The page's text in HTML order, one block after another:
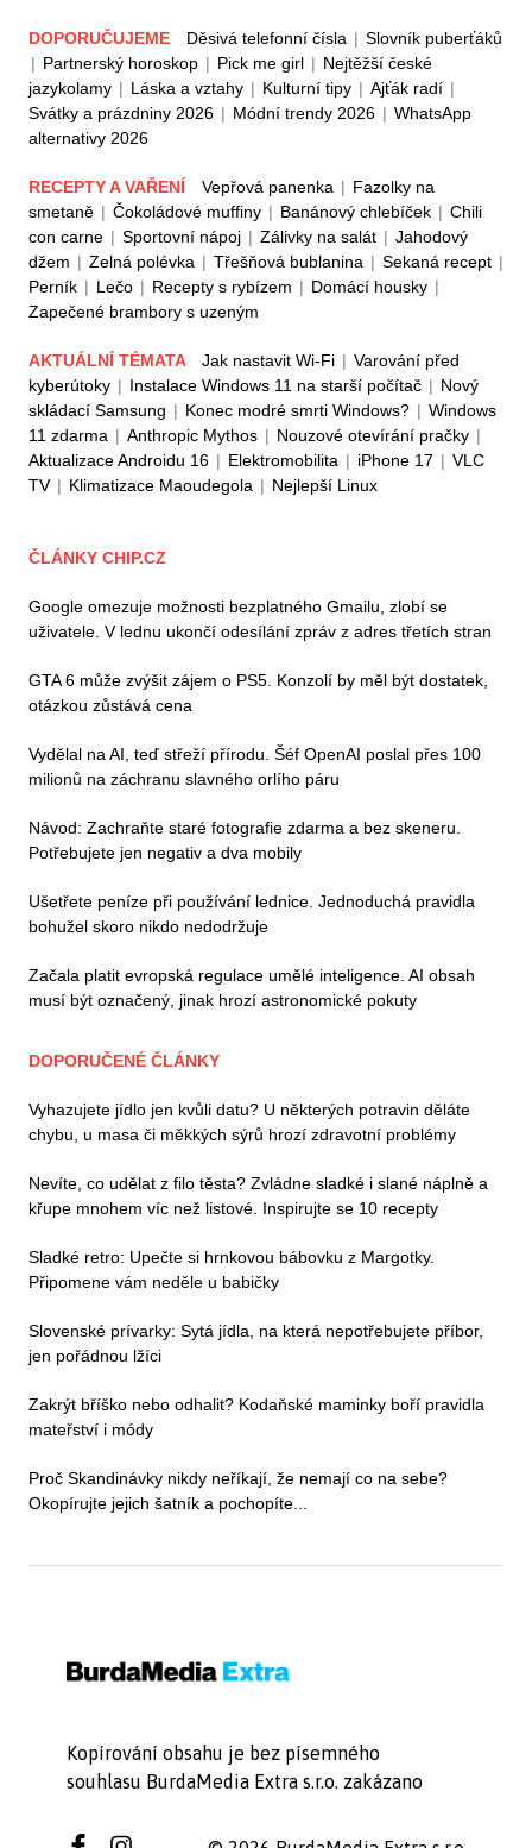
DOPORUČUJEME Děsivá telefonní čísla | Slovník puberťáků
| Partnerský horoskop | Pick me girl | Nejtěžší české
jazykolamy | Láska a vztahy | Kulturní tipy | Ajťák radí |
Svátky a prázdniny 2026 | Módní trendy 2026 | WhatsApp
alternativy 2026
RECEPTY A VAŘENÍ Vepřová panenka | Fazolky na
smetaně | Čokoládové muffiny | Banánový chlebíček | Chili
con carne | Sportovní nápoj | Zálivky na salát | Jahodový
džem | Zelná polévka | Třešňová bublanina | Sekaná recept |
Perník | Lečo | Recepty s rybízem | Domácí housky |
Zapečené brambory s uzeným
AKTUÁLNÍ TÉMATA Jak nastavit Wi-Fi | Varování před
kyberútoky | Instalace Windows 11 na starší počítač | Nový
skládací Samsung | Konec modré smrti Windows? | Windows
11 zdarma | Anthropic Mythos | Nouzové otevírání pračky |
Aktualizace Androidu 16 | Elektromobilita | iPhone 17 | VLC
TV | Klimatizace Maoudegola | Nejlepší Linux
ČLÁNKY CHIP.CZ
Google omezuje možnosti bezplatného Gmailu, zlobí se
uživatele. V lednu ukončí odesílání zpráv z adres třetích stran
GTA 6 může zvýšit zájem o PS5. Konzolí by měl být dostatek,
otázkou zůstává cena
Vydělal na AI, teď střeží přírodu. Šéf OpenAI poslal přes 100
milionů na záchranu slavného orlího páru
Návod: Zachraňte staré fotografie zdarma a bez skeneru.
Potřebujete jen negativ a dva mobily
Ušetřete peníze při používání lednice. Jednoduchá pravidla
bohužel skoro nikdo nedodržuje
Začala platit evropská regulace umělé inteligence. AI obsah
musí být označený, jinak hrozí astronomické pokuty
DOPORUČENÉ ČLÁNKY
Vyhazujete jídlo jen kvůli datu? U některých potravin děláte
chybu, u masa či měkkých sýrů hrozí zdravotní problémy
Nevíte, co udělat z filo těsta? Zvládne sladké i slané náplně a
křupe mnohem víc než listové. Inspirujte se 10 recepty
Sladké retro: Upečte si hrnkovou bábovku z Margotky.
Připomene vám neděle u babičky
Slovenské prívarky: Sytá jídla, na která nepotřebujete příbor,
jen pořádnou lžíci
Zakrýt bříško nebo odhalit? Kodaňské maminky boří pravidla
mateřství i módy
Proč Skandinávky nikdy neříkají, že nemají co na sebe?
Okopírujte jejich šatník a pochopíte...
Kopírování obsahu je bez písemného
souhlasu BurdaMedia Extra s.r.o. zakázano